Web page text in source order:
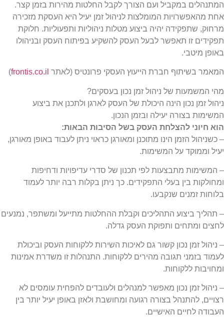
המתנהלים במקביל ועם הצורך לקבל החלטות מהירות בזמן קצר.
אחת מהאפשרויות המומלצות לניהול זמן יעיל היא העסקת מזכירה
מרחוק, שתפקידה יהיה ביצוע מטלות ניהוליות ותפעוליות. חלוקת
תפקידים זו תאפשר לבעל העסק להשקיע בפיתוח העסק ובניהולו
באופן מיטבי.
המאמר בשיתוף חברת הייעוץ העסקי פרונטיס (לאתר frontis.co.il
)
מהי המשמעות של ניהול זמן נכון בעסקים?
ניהול זמן נכון הינה היכולת של העסק לארגן ולתכנן את ביצוע
המשימות בצורה יעילה ובזמן הנכון.
הוא חיוני להצלחת העסק בשל הסיבות הבאות:
– כשניהול הזמן הינו מתוכנן ומאורגן כראוי ניתן לעבוד באופן מאורגן,
יעיל וממוקד על המשימות.
– המשימות מתבצעות לפי תכנון של סדרי עדיפויות ודחיפות
ומחולקות בין בעלי התפקידים. כך ניתן בקלות רבה יותר לעמוד
בלוחות זמנים שנקבעו.
– תהליך ביצוע התהליכים וקבלת ההחלטות מתייעל ומשתפר, נמנעים
לחצים ומתחים ותפוקת העסק גדלה.
– ניהול זמן נכון קשור גם לאיכות השירות ללקוחות העסק וביכולת
לעמוד בזמני תגובה מהירים ללקוחות. התנהלות זו משדרת אמינות
ומחויבות ללקוחות.
– ניהול זמן נכון מאפשר למנהלים ולעובדים להפחית עומסים לא
רצויים, להתנהל בצורה רגועה ומחושבת ולאזן באופן יעיל יותר בין
העבודה לחיים האישיים.